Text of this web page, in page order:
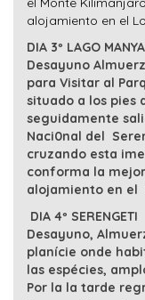
alojamiento en el
DIA 3º LAGO
Desayuno
para Visitar al
situado a los pies
seguidamente
Naci0nal del
cruzando esta
conforma la
alojamiento en el
DIA 4º SERENGETI
Desayuno,
planície onde
las espécies,
Por la la tarde